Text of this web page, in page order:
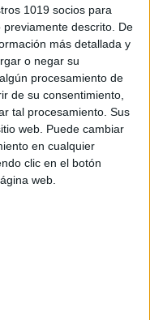
1019 socios para
descrito. De
más detallada y
o negar su
procesamiento de
de su consentimiento,
tal procesamiento. Sus
web. Puede cambiar
en cualquier
clic en el botón
web.